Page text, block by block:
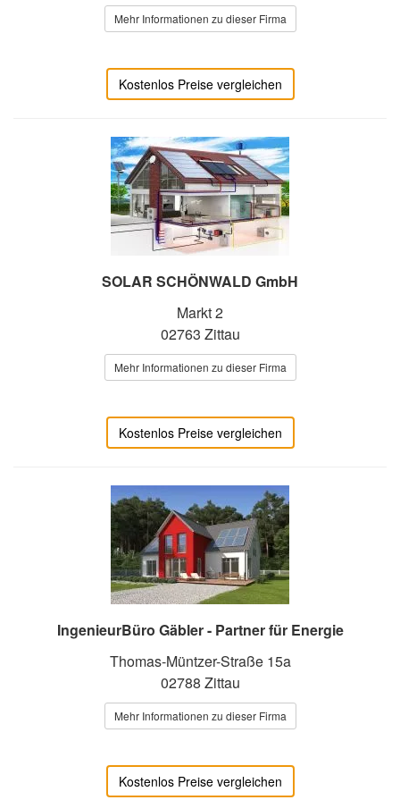
Mehr Informationen zu dieser Firma
Kostenlos Preise vergleichen
SOLAR SCHÖNWALD GmbH
Markt 2
02763 Zittau
Mehr Informationen zu dieser Firma
Kostenlos Preise vergleichen
IngenieurBüro Gäbler - Partner für Energie
Thomas-Müntzer-Straße 15a
02788 Zittau
Mehr Informationen zu dieser Firma
Kostenlos Preise vergleichen